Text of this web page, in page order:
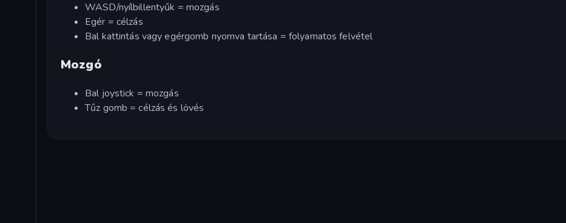
WASD/nyílbillentyűk = mozgás
Egér = célzás
Bal kattintás vagy egérgomb nyomva tartása = folyamatos felvétel
Mozgó
Bal joystick = mozgás
Tűz gomb = célzás és lövés